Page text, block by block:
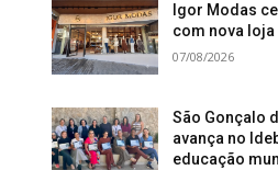
Igor Modas
com nova loja
07/08/2026
São Gonçalo
avança no
educação